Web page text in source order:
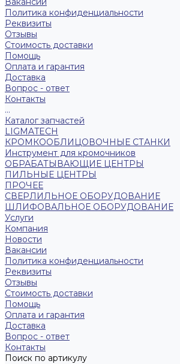
Политика конфиденциальности
Реквизиты
Отзывы
Стоимость доставки
Помощь
Оплата и гарантия
Доставка
Вопрос - ответ
Контакты
...
Каталог запчастей
LIGMATECH
КРОМКООБЛИЦОВОЧНЫЕ СТАНКИ
Инструмент для кромочников
ОБРАБАТЫВАЮЩИЕ ЦЕНТРЫ
ПИЛЬНЫЕ ЦЕНТРЫ
ПРОЧЕЕ
СВЕРЛИЛЬНОЕ ОБОРУДОВАНИЕ
ШЛИФОВАЛЬНОЕ ОБОРУДОВАНИЕ
Услуги
Компания
Новости
Вакансии
Политика конфиденциальности
Реквизиты
Отзывы
Стоимость доставки
Помощь
Оплата и гарантия
Доставка
Вопрос - ответ
Контакты
Поиск по артикулу